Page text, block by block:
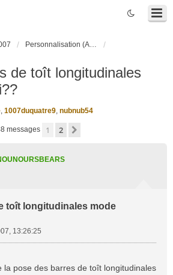
Personnalisation (Accessoires, Tuning, ...)
de toît longitudinales
, 1007duquatre9, nubnub54
messages 1 2
toît longitudinales mode
13:26:25
la pose des barres de toît longitudinales